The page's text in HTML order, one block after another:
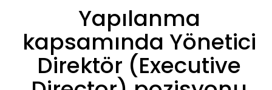
Yapılanma
kapsamında Yönetici
Direktör (Executive